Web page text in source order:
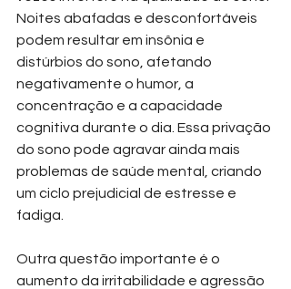
Noites abafadas e desconfortáveis
podem resultar em insônia e
distúrbios do sono, afetando
negativamente o humor, a
concentração e a capacidade
cognitiva durante o dia. Essa privação
do sono pode agravar ainda mais
problemas de saúde mental, criando
um ciclo prejudicial de estresse e
fadiga.
Outra questão importante é o
aumento da irritabilidade e agressão